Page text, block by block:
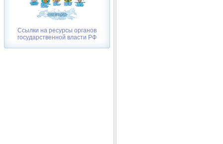
Ссылки на ресурсы органов
государственной власти РФ